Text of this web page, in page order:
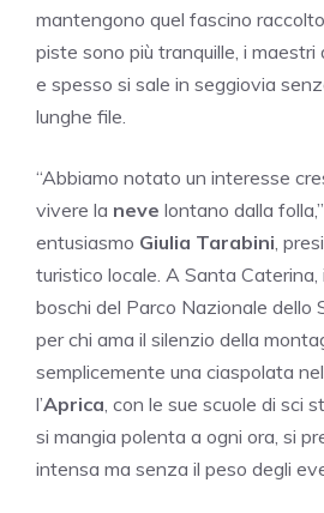
mantengono quel fascino
piste sono più tranquille, i
e spesso si sale in seggiovia
lunghe file.
“Abbiamo notato un interesse
vivere la neve lontano dalla
entusiasmo Giulia Tarabini ,
turistico locale. A Santa Caterina,
boschi del Parco Nazionale dello
per chi ama il silenzio della
semplicemente una ciaspolata
l’Aprica , con le sue scuole di sci
si mangia polenta a ogni ora, si
intensa ma senza il peso degli